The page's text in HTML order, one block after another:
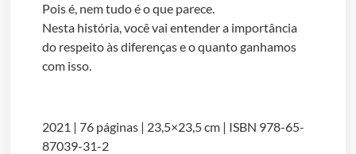
Pois é, nem tudo é o que parece.
Nesta história, você vai entender a importância
do respeito às diferenças e o quanto ganhamos
com isso.
2021 | 76 páginas | 23,5×23,5 cm | ISBN 978-65-
87039-31-2